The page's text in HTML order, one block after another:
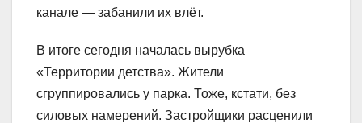
канале — забанили их влёт.
В итоге сегодня началась вырубка
«Территории детства». Жители
сгруппировались у парка. Тоже, кстати, без
силовых намерений. Застройщики расценили